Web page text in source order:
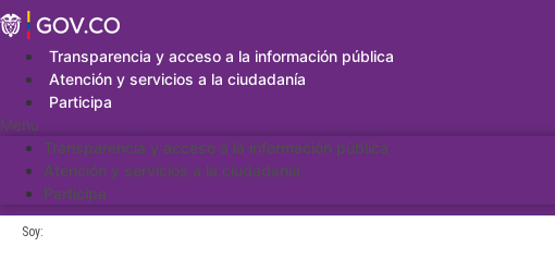
Saltar
al
contenidoTransparencia y acceso a la información pública
Atención y servicios a la ciudadanía
Participa
Menu
Transparencia y acceso a la información pública
Atención y servicios a la ciudadanía
Participa
Soy: